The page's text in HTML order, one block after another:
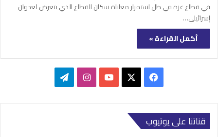
في قطاع غزة في ظل استمرار معاناة سكان القطاع الذي يتعرض لعدوان
إسرائيلي…
أكمل القراءة »
فيسبوك ‫YouTubeانستقرامتيلقرام
قناتنا على يوتيوب